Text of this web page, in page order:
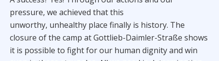
pressure, we achieved that this
unworthy, unhealthy place finally is history. The
closure of the camp at Gottlieb-Daimler-Straße shows
it is possible to fight for our human dignity and win